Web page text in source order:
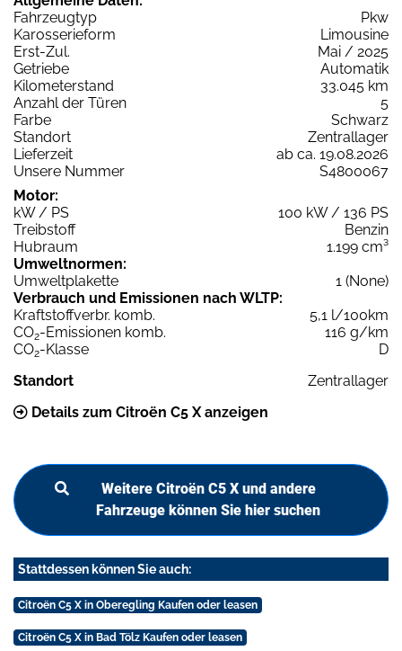
Fahrzeugtyp
Pkw
Karosserieform
Limousine
Erst-Zul.
Mai / 2025
Getriebe
Automatik
Kilometerstand
33.045 km
Anzahl der Türen
5
Farbe
Schwarz
Standort
Zentrallager
Lieferzeit
ab ca. 19.08.2026
Unsere Nummer
S4800067
Motor:
kW / PS
100 kW / 136 PS
Treibstoff
Benzin
Hubraum
1.199 cm³
Umweltnormen:
Umweltplakette
1 (None)
Verbrauch und Emissionen nach WLTP:
Kraftstoffverbr. komb.
5,1 l/100km
CO2-Emissionen komb.
116 g/km
CO2-Klasse
D
Standort
Zentrallager
Details zum Citroën C5 X anzeigen
Weitere Citroën C5 X und andere
Fahrzeuge können Sie hier suchen
Stattdessen können Sie auch:
Citroën C5 X in Oberegling Kaufen oder leasen
Citroën C5 X in Bad Tölz Kaufen oder leasen